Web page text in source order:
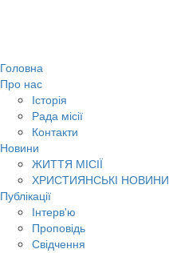
Головна
Про нас
Історія
Рада місії
Контакти
Новини
ЖИТТЯ МІСІЇ
ХРИСТИЯНСЬКІ НОВИНИ
Публікації
Інтерв'ю
Проповідь
Свідчення